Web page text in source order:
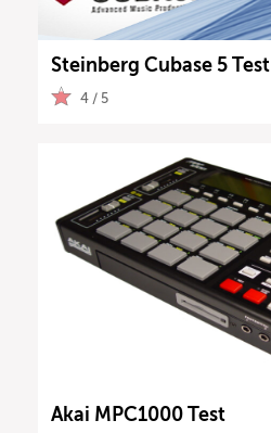
Steinberg Cubase 5 Test
4 / 5
Akai MPC1000 Test